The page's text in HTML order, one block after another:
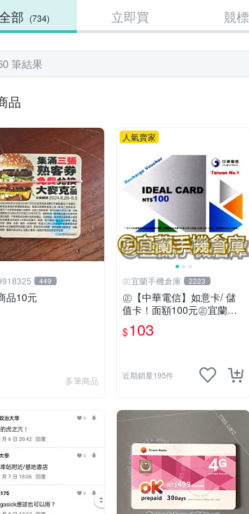
部 (734) 立即買 競標
筆結果
品
449
品10元
多筆商品
人氣賣家
㊣宜蘭手機倉庫 2223
㊣【中華電信】如意卡/ 儲
值卡！面額100元㊣宜蘭手
機倉庫
$103
近期銷量195件